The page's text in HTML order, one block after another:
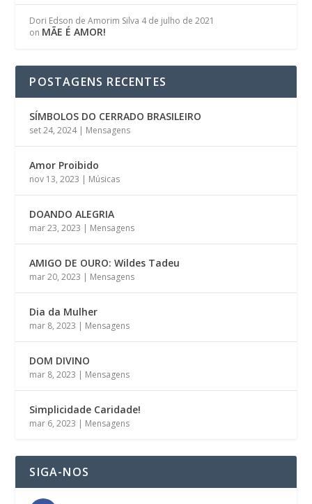
Dori Edson de Amorim Silva 4 de julho de 2021
on MÃE É AMOR!
POSTAGENS RECENTES
SÍMBOLOS DO CERRADO BRASILEIRO
set 24, 2024| Mensagens
Amor Proibido
nov 13, 2023 | Músicas
DOANDO ALEGRIA
mar 23, 2023 | Mensagens
AMIGO DE OURO: Wildes Tadeu
mar 20, 2023 | Mensagens
Dia da Mulher
mar 8, 2023 | Mensagens
DOM DIVINO
mar 8, 2023 | Mensagens
Simplicidade Caridade!
mar 6, 2023 | Mensagens
SIGA-NOS